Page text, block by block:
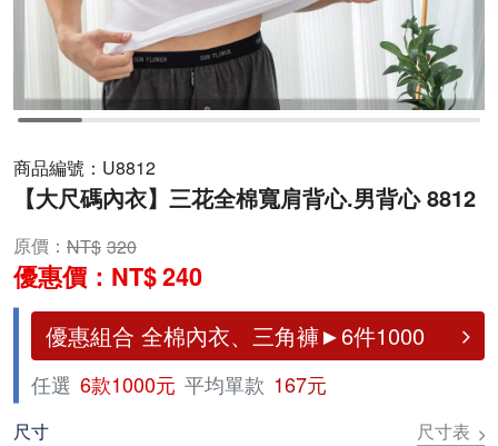
商品編號： U8812
【大尺碼內衣】三花全棉寬肩背心.男背心 8812
原價： 320
優惠價： 240
優惠組合 全棉內衣、三角褲►6件1000
任選 6款1000元 平均單款 167元
尺寸 尺寸表